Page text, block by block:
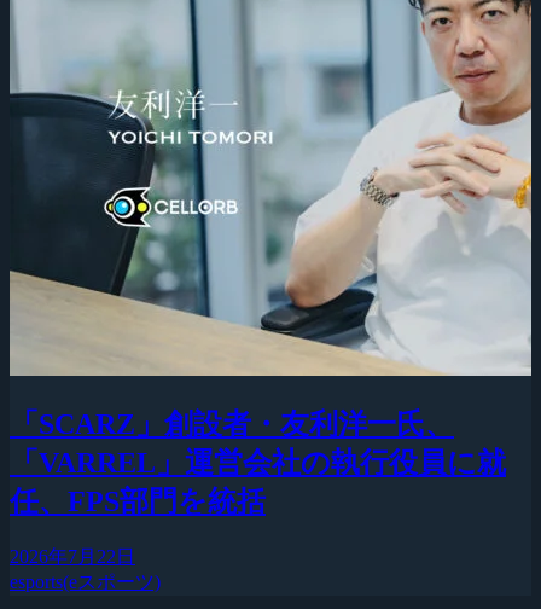
「SCARZ」創設者・友利洋一氏、
「VARREL」運営会社の執行役員に就
任、FPS部門を統括
2026年7月22日
esports(eスポーツ)